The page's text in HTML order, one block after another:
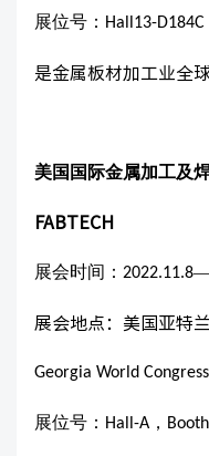
展位号： Hall13-D184C
是金属板材加工业全
美国国际金属加工及
FABTECH
展会时间： 2022.11.8
展会地点：美国亚特
Georgia World
展位号： Hall-A，